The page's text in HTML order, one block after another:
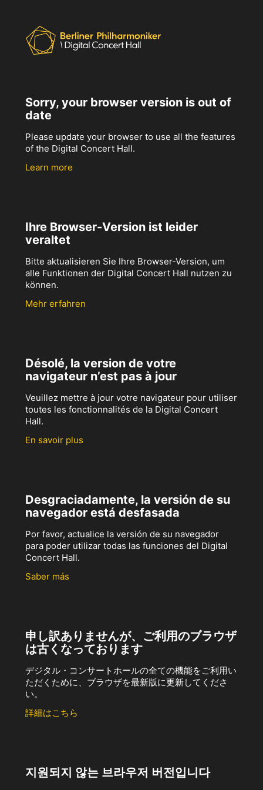
Sorry, your browser version is out of
date
Please update your browser to use all the features
of the Digital Concert Hall.
Learn more
Ihre Browser-Version ist leider
veraltet
Bitte aktualisieren Sie Ihre Browser-Version, um
alle Funktionen der Digital Concert Hall nutzen zu
können.
Mehr erfahren
Désolé, la version de votre
navigateur n’est pas à jour
Veuillez mettre à jour votre navigateur pour utiliser
toutes les fonctionnalités de la Digital Concert
Hall.
En savoir plus
Desgraciadamente, la versión de su
navegador está desfasada
Por favor, actualice la versión de su navegador
para poder utilizar todas las funciones del Digital
Concert Hall.
Saber más
申し訳ありませんが、ご利用のブラウザ
は古くなっております
デジタル・コンサートホールの全ての機能をご利用い
ただくために、ブラウザを最新版に更新してくださ
い。
詳細はこちら
지원되지 않는 브라우저 버전입니다